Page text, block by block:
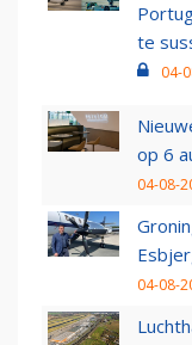
te
04-
op 6
04-08-
04-08-